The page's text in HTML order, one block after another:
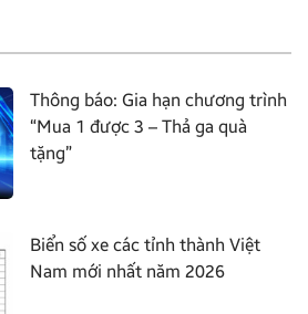
Thông báo: Gia hạn chương trình
“Mua 1 được 3 – Thả ga quà
tặng”
Biển số xe các tỉnh thành Việt
Nam mới nhất năm 2026